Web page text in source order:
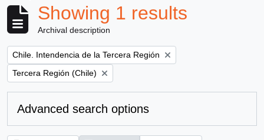
Showing 1 results
Archival description
Remove filter:
Chile. Intendencia de la Tercera Región
Remove filter:
Tercera Región (Chile)
Advanced search options